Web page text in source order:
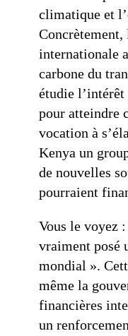
climatique et
internationale
carbone du
étudie
pour atteindre
vocation à
Kenya un
de nouvelles
pourraient
Vous le voyez
vraiment posé
mondial ».
même la
financières
un